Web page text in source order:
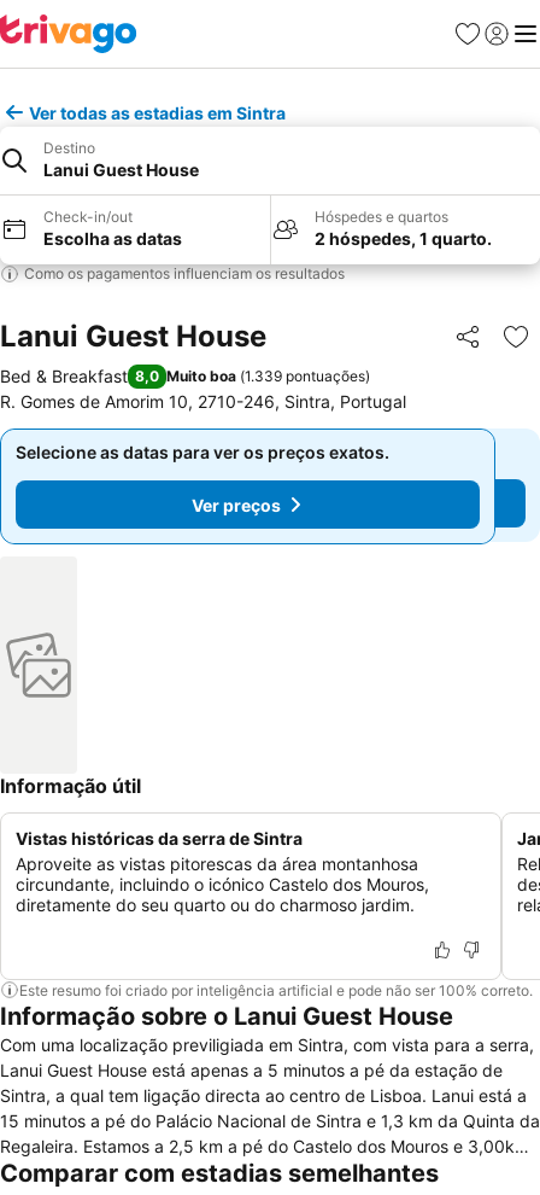
Favoritos
Iniciar
Ver todas as estadias em Sintra
Destino
Lanui Guest House
Check-in/out
Escolha as datas
Hóspedes e quartos
2 hóspedes, 1 quarto.
Como os pagamentos influenciam os resultados
Lanui Guest House Partilhar
Bed & Breakfast 8,0 Muito boa (1.339 pontuações)
R. Gomes de Amorim 10, 2710-246, Sintra, Portugal
Selecione as datas para ver os preços exatos.
Ver preços
Selecione as datas para ver os preços exatos.
Ver preços
Informação útil
Vistas históricas da serra de Sintra
Aproveite as vistas pitorescas da área montanhosa
circundante, incluindo o icónico Castelo dos Mouros,
diretamente do seu quarto ou do charmoso jardim.
Este resumo foi criado por inteligência artificial e pode não ser 100% correto.
Informação sobre o Lanui Guest House
Com uma localização previligiada em Sintra, com vista para a serra,
Lanui Guest House está apenas a 5 minutos a pé da estação de
Sintra, a qual tem ligação directa ao centro de Lisboa. Lanui está a
15 minutos a pé do Palácio Nacional de Sintra e 1,3 km da Quinta da
Regaleira. Estamos a 2,5 km a pé do Castelo dos Mouros e 3,00km
do Palácio da Pena. Todos os quartos são aquecidos, sendo um dos
Comparar com estadias semelhantes